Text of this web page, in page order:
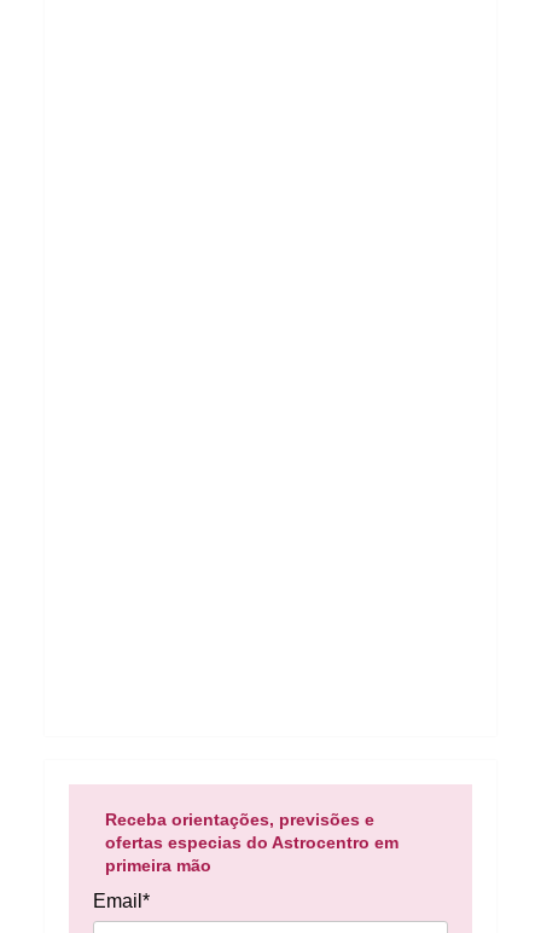
Receba orientações, previsões e
ofertas especias do Astrocentro em
primeira mão
Email*